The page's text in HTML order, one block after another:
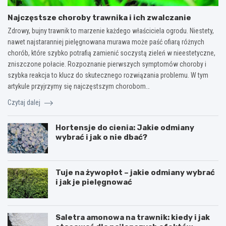
Najczęstsze choroby trawnika i ich zwalczanie
Zdrowy, bujny trawnik to marzenie każdego właściciela ogrodu. Niestety,
nawet najstaranniej pielęgnowana murawa może paść ofiarą różnych
chorób, które szybko potrafią zamienić soczystą zieleń w nieestetyczne,
zniszczone połacie. Rozpoznanie pierwszych symptomów choroby i
szybka reakcja to klucz do skutecznego rozwiązania problemu. W tym
artykule przyjrzymy się najczęstszym chorobom…
Czytaj dalej
Hortensje do cienia: Jakie odmiany
wybrać i jak o nie dbać?
Tuje na żywopłot – jakie odmiany wybrać
i jak je pielęgnować
Saletra amonowa na trawnik: kiedy i jak